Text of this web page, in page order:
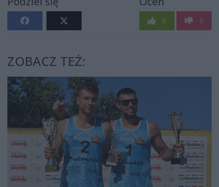
0 0
ZOBACZ TEŻ: